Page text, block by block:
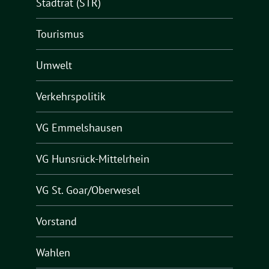
Stadtrat (STR)
Tourismus
Umwelt
Verkehrspolitik
VG Emmelshausen
VG Hunsrück-Mittelrhein
VG St. Goar/Oberwesel
Vorstand
Wahlen